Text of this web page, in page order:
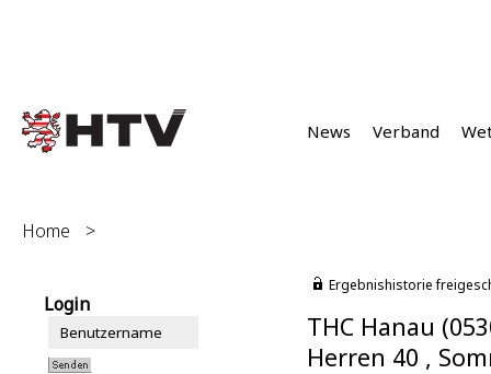
News Verband
Home >
Login
Ergebnishistorie
THC Hanau
Herren 40 ,